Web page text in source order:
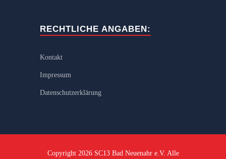
RECHTLICHE ANGABEN:
Kontakt
Impressum
Datenschutzerklärung
Copyright 2026 SC13 Bad Neuenahr e.V. Alle